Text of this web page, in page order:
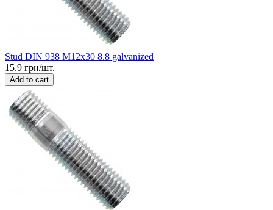
Stud DIN 938 M12x30 8.8 galvanized
15.9 грн/шт.
Add to cart